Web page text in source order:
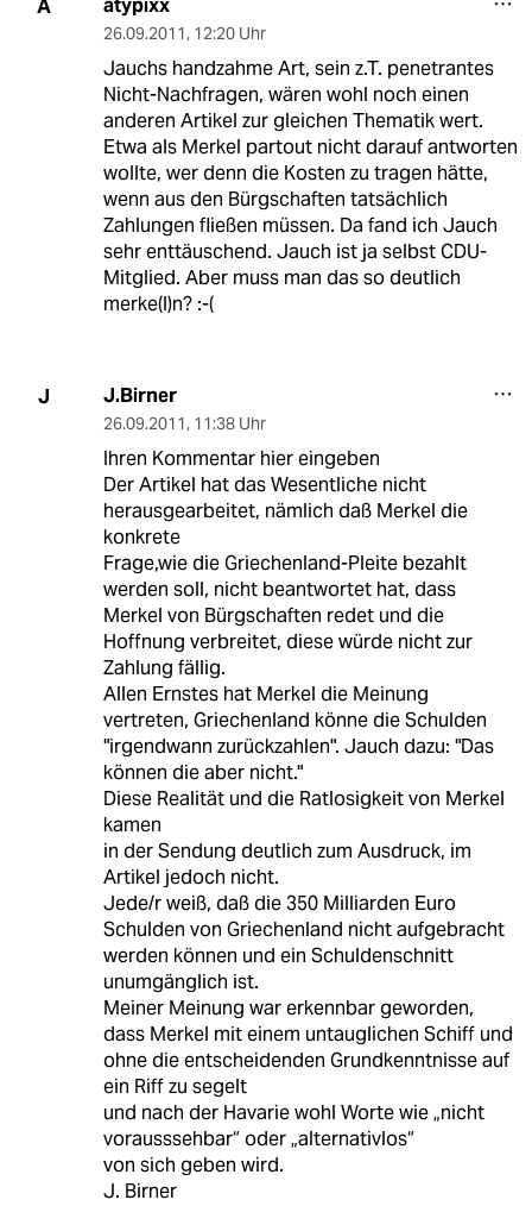
A atypixx
26.09.2011, 12:20 Uhr
Jauchs handzahme Art, sein z.T. penetrantes
Nicht-Nachfragen, wären wohl noch einen
anderen Artikel zur gleichen Thematik wert.
Etwa als Merkel partout nicht darauf antworten
wollte, wer denn die Kosten zu tragen hätte,
wenn aus den Bürgschaften tatsächlich
Zahlungen fließen müssen. Da fand ich Jauch
sehr enttäuschend. Jauch ist ja selbst CDU-
Mitglied. Aber muss man das so deutlich
merke(l)n? :-(
J J.Birner
26.09.2011, 11:38 Uhr
Ihren Kommentar hier eingeben
Der Artikel hat das Wesentliche nicht
herausgearbeitet, nämlich daß Merkel die
konkrete
Frage,wie die Griechenland-Pleite bezahlt
werden soll, nicht beantwortet hat, dass
Merkel von Bürgschaften redet und die
Hoffnung verbreitet, diese würde nicht zur
Zahlung fällig.
Allen Ernstes hat Merkel die Meinung
vertreten, Griechenland könne die Schulden
"irgendwann zurückzahlen". Jauch dazu: "Das
können die aber nicht."
Diese Realität und die Ratlosigkeit von Merkel
kamen
in der Sendung deutlich zum Ausdruck, im
Artikel jedoch nicht.
Jede/r weiß, daß die 350 Milliarden Euro
Schulden von Griechenland nicht aufgebracht
werden können und ein Schuldenschnitt
unumgänglich ist.
Meiner Meinung war erkennbar geworden,
dass Merkel mit einem untauglichen Schiff und
ohne die entscheidenden Grundkenntnisse auf
ein Riff zu segelt
und nach der Havarie wohl Worte wie „nicht
vorausssehbar“ oder „alternativlos“
von sich geben wird.
J. Birner